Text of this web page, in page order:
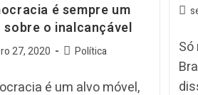
é sempre um
sobre o inalcançável
27, 2020 Política
é um alvo móvel,
Só